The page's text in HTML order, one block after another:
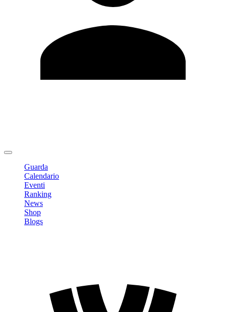
Guarda
Calendario
Eventi
Ranking
News
Shop
Blogs